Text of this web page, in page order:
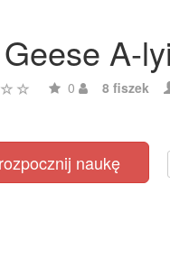
A-
0 8 fiszek
naukę